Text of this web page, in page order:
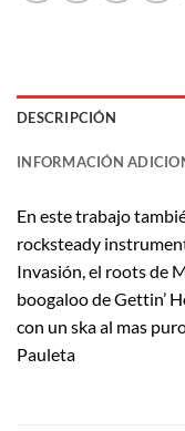
DESCRIPCIÓN
INFORMACIÓN
En este trabajo
rocksteady
Invasión, el roots de
boogaloo de Gettin’
con un ska al mas
Pauleta